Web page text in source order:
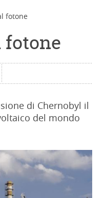
fotone
fotone
di Chernobyl il
del mondo